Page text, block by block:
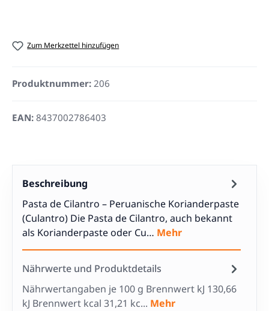
Zum Merkzettel hinzufügen
Produktnummer: 206
EAN: 8437002786403
Beschreibung
Pasta de Cilantro – Peruanische Korianderpaste
(Culantro) Die Pasta de Cilantro, auch bekannt
als Korianderpaste oder Cu… Mehr
Nährwerte und Produktdetails
Nährwertangaben je 100 g Brennwert kJ 130,66
kJ Brennwert kcal 31,21 kc... Mehr